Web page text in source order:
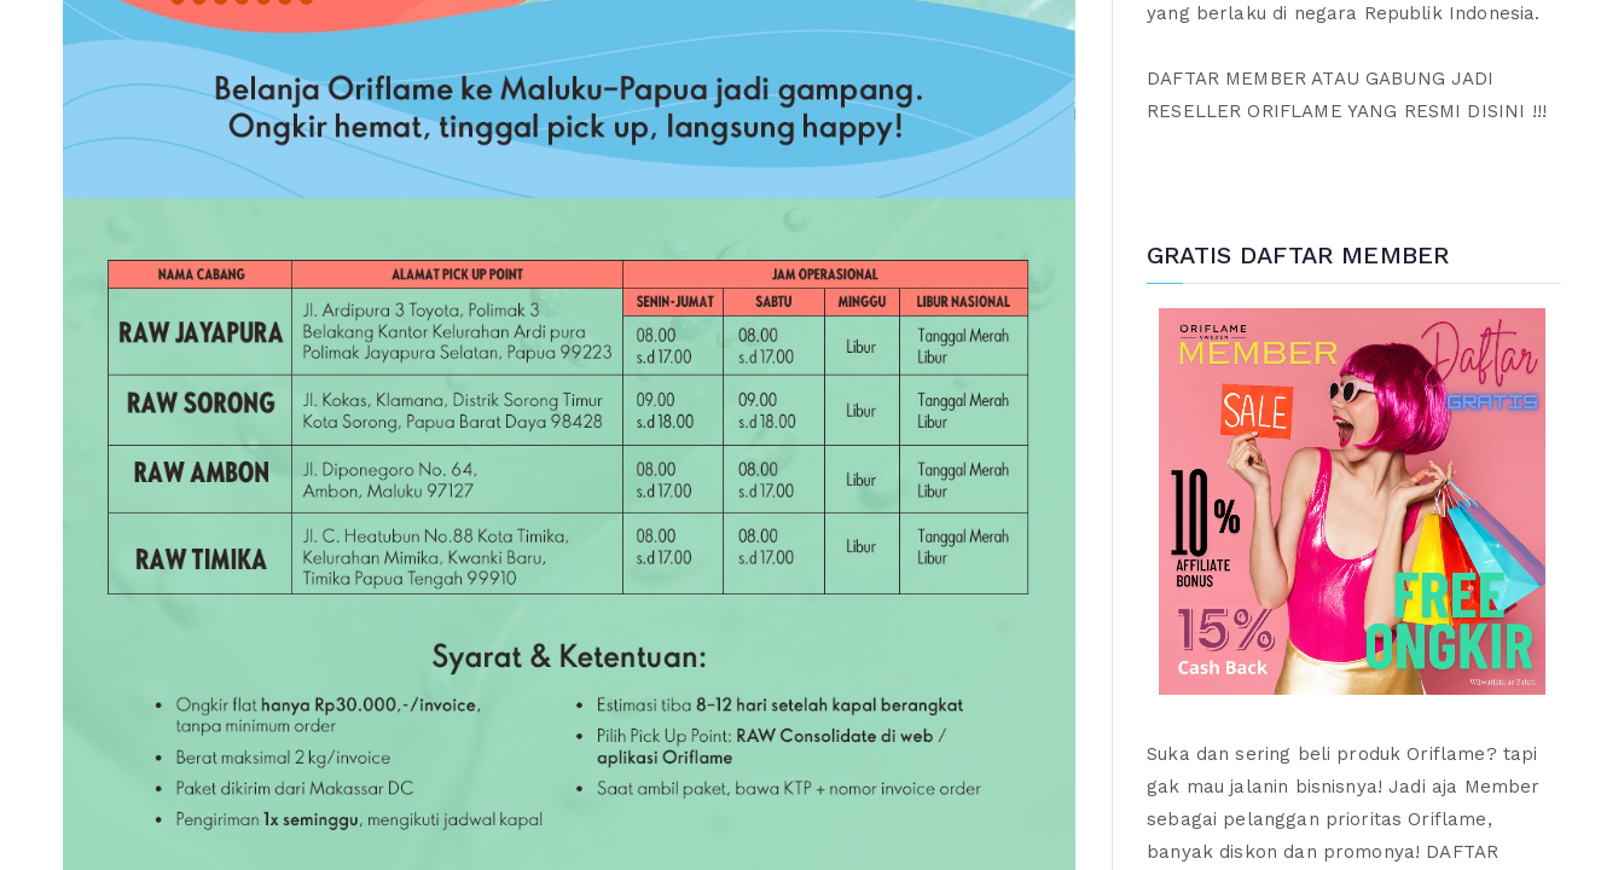
yang berlaku di negara Republik Indonesia.
DAFTAR MEMBER ATAU GABUNG JADI
RESELLER ORIFLAME YANG RESMI DISINI !!!
GRATIS DAFTAR MEMBER
Suka dan sering beli produk Oriflame? tapi
gak mau jalanin bisnisnya! Jadi aja Member
sebagai pelanggan prioritas Oriflame,
banyak diskon dan promonya! DAFTAR